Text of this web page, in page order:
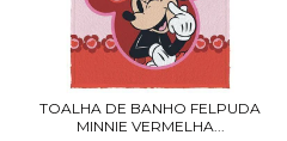
TOALHA DE BANHO FELPUDA
MINNIE VERMELHA...